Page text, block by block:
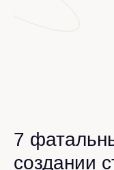
7
создании